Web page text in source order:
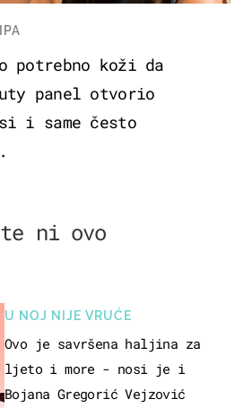
potrebno koži da
panel otvorio
i same često
ni ovo
U NOJ NIJE VRUĆE
Ovo je savršena haljina za
ljeto i more - nosi je i
Bojana Gregorić Vejzović